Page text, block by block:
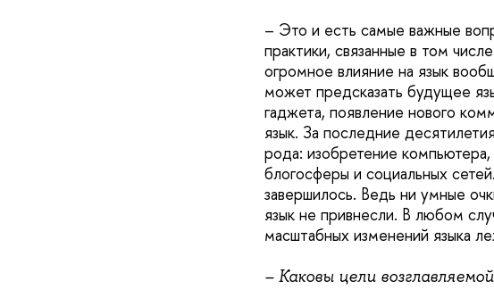
– Это и есть самые важные
практики, связанные в том
огромное влияние на язык
может предсказать будущее
гаджета, появление нового
язык. За последние
рода: изобретение
блогосферы и социальных
завершилось. Ведь ни умные
язык не привнесли. В любом
масштабных изменений языка
– Каковы цели